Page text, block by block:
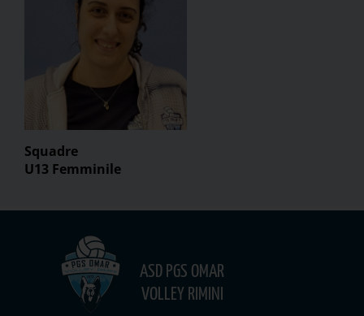
Squadre
U13 Femminile
ASD PGS OMAR
VOLLEY RIMINI